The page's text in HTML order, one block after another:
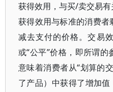
获得效用，与买/卖交易有
获得效用与标准的消费
减去支付的价格。交易
或“公平”价格，即所谓
意味着消费者从“划算的
了产品）中获得了增加